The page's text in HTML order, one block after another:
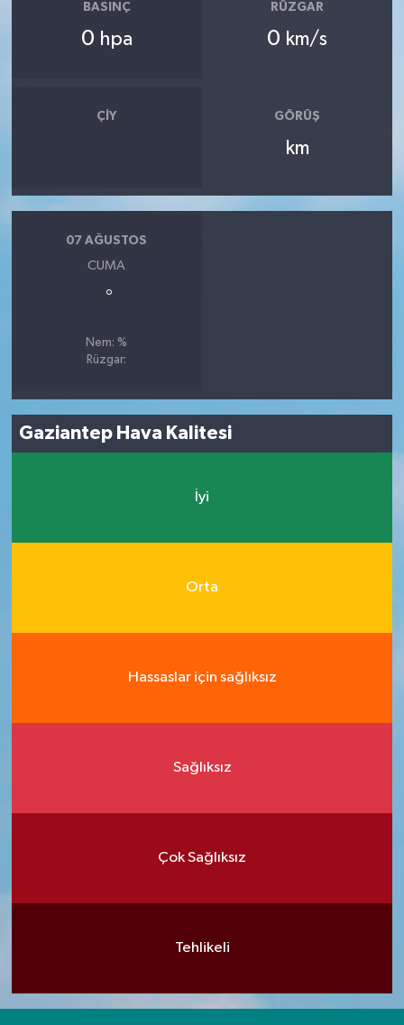
BASINÇ
0 hpa
RÜZGAR
0 km/s
ÇIY GÖRÜŞ
km
07 AĞUSTOS
CUMA
°
Nem: %
Rüzgar:
Gaziantep Hava Kalitesi
İyi
Orta
Hassaslar için sağlıksız
Sağlıksız
Çok Sağlıksız
Tehlikeli